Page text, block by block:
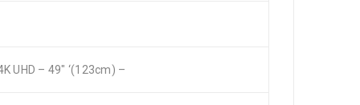
UHD – 49″ ‘(123cm) –